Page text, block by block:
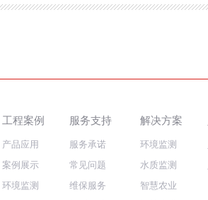
工程案例
产品应用
案例展示
环境监测
服务支持
服务承诺
常见问题
维保服务
解决方案
环境监测
水质监测
智慧农业